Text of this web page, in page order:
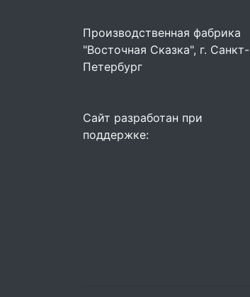
Производственная фабрика
"Восточная Сказка", г. Санкт-
Петербург
Сайт разработан при
поддержке: